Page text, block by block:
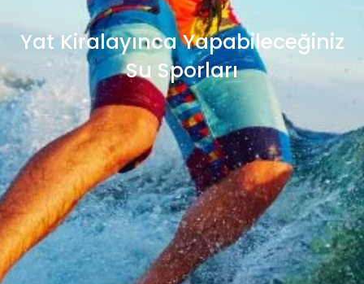
Yat Kiralayınca Yapabileceğiniz
Su Sporları